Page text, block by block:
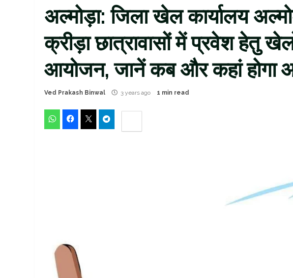
अल्मोड़ा: जिला खेल कार्यालय
क्रीड़ा छात्रावासों में प्रवेश हेतु
आयोजन, जानें कब और कहां होगा
Ved Prakash Binwal 3 years ago 1 min read